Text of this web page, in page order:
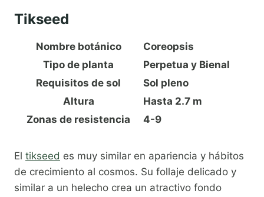
Tikseed
Nombre botánico
Coreopsis
Tipo de planta
Perpetua y Bienal
Requisitos de sol
Sol pleno
Altura
Hasta 2.7 m
Zonas de resistencia
4-9
El tikseed es muy similar en apariencia y hábitos
de crecimiento al cosmos. Su follaje delicado y
similar a un helecho crea un atractivo fondo